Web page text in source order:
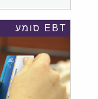
EBT סומע